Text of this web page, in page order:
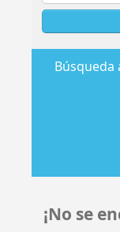
Búsqueda
¡No se